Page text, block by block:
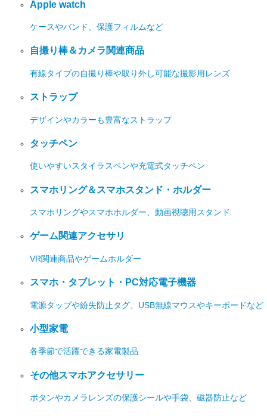
Apple watch
ケースやバンド、保護フィルムなど
自撮り棒＆カメラ関連商品
有線タイプの自撮り棒や取り外し可能な撮影用レンズ
ストラップ
デザインやカラーも豊富なストラップ
タッチペン
使いやすいスタイラスペンや充電式タッチペン
スマホリング＆スマホスタンド・ホルダー
スマホリングやスマホホルダー、動画視聴用スタンド
ゲーム関連アクセサリ
VR関連商品やゲームホルダー
スマホ・タブレット・PC対応電子機器
電源タップや紛失防止タグ、USB無線マウスやキーボードなど
小型家電
各季節で活躍できる家電製品
その他スマホアクセサリー
ボタンやカメラレンズの保護シールや手袋、磁器防止など